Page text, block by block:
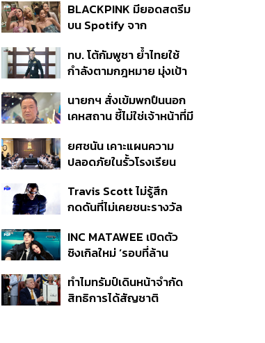
ดำเนินคดีแล้ว
BLACKPINK มียอดสตรีม
บน Spotify จาก
ครั้ง ตลอด 10 ปีที่ผ่านมา
ทบ. โต้กัมพูชา ย้ำไทยใช้
กำลังตามกฎหมาย มุ่งเป้า
หายไทยไม่อาจลบด้วย
ข้อมูลบิดเบือน
นายกฯ สั่งเข้มพกปืนนอก
เคหสถาน ชี้ไม่ใช่เจ้าหน้าที่มี
ก่อเหตุ เจ้าของร่วมรับผิด
ยศชนัน เคาะแผนความ
ปลอดภัยในรั้วโรงเรียน
ดูแล-คุมเข้มคัดกรองสิ่ง
ผิดกฎหมาย
Travis Scott ไม่รู้สึก
กดดันที่ไม่เคยชนะรางวัล
แล้ว 10 ครั้ง
INC MATAWEE เปิดตัว
ซิงเกิลใหม่ ‘รอบที่ล้าน
มาแสดงในมิวสิกวิดีโอ
ทำไมทรัมป์เดินหน้าจำกัด
สิทธิการได้สัญชาติ